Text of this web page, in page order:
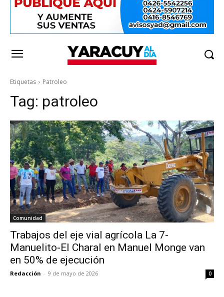
Etiquetas Patroleo
Tag: patroleo
Comunidad
Trabajos del eje vial agrícola La 7-
Manuelito-El Charal en Manuel Monge van
en 50% de ejecución
Redacción - 9 de mayo de 2026 0